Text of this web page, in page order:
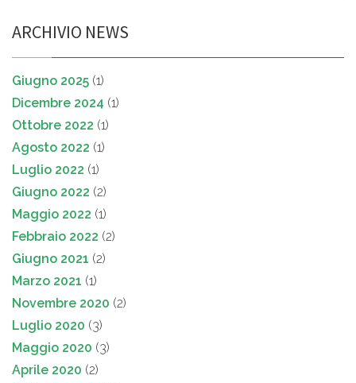
ARCHIVIO NEWS
Giugno 2025 (1)
Dicembre 2024 (1)
Ottobre 2022 (1)
Agosto 2022 (1)
Luglio 2022 (1)
Giugno 2022 (2)
Maggio 2022 (1)
Febbraio 2022 (2)
Giugno 2021 (2)
Marzo 2021 (1)
Novembre 2020 (2)
Luglio 2020 (3)
Maggio 2020 (3)
Aprile 2020 (2)